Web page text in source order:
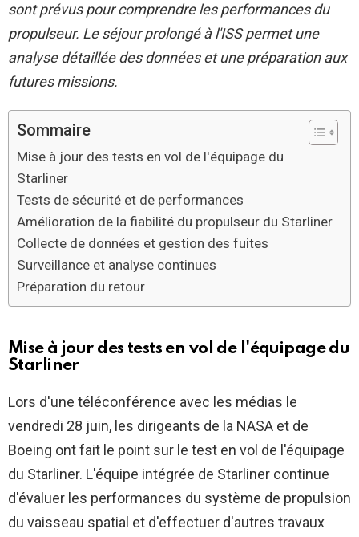
sont prévus pour comprendre les performances du
propulseur. Le séjour prolongé à l'ISS permet une
analyse détaillée des données et une préparation aux
futures missions.
Sommaire
Mise à jour des tests en vol de l'équipage du
Starliner
Tests de sécurité et de performances
Amélioration de la fiabilité du propulseur du Starliner
Collecte de données et gestion des fuites
Surveillance et analyse continues
Préparation du retour
Mise à jour des tests en vol de l'équipage du
Starliner
Lors d'une téléconférence avec les médias le
vendredi 28 juin, les dirigeants de la NASA et de
Boeing ont fait le point sur le test en vol de l'équipage
du Starliner. L'équipe intégrée de Starliner continue
d'évaluer les performances du système de propulsion
du vaisseau spatial et d'effectuer d'autres travaux